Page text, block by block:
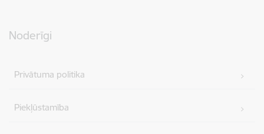
Noderīgi
Privātuma politika
Piekļūstamība